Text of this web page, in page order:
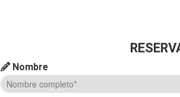
Nombre